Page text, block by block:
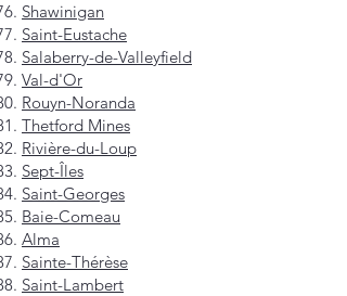
Shawinigan
Saint-Eustache
Salaberry-de-Valleyfield
Val-d'Or
Rouyn-Noranda
Thetford Mines
Rivière-du-Loup
Sept-Îles
Saint-Georges
Baie-Comeau
Alma
Sainte-Thérèse
Saint-Lambert